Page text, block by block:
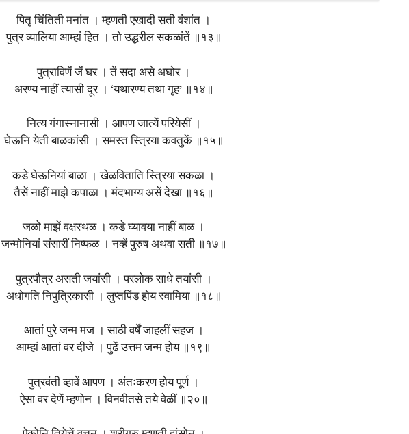
पितृ चिंतिती मनांत । म्हणती एखादी सती वंशांत ।
पुत्र व्यालिया आम्हां हित । तो उद्धरील सकळांतें ॥१३॥
पुत्राविणें जें घर । तें सदा असे अघोर ।
अरण्य नाहीं त्यासी दूर । ‘यथारण्य तथा गृह’ ॥१४॥
नित्य गंगास्नानासी । आपण जात्यें परियेसीं ।
घेऊनि येती बाळकांसी । समस्त स्त्रिया कवतुकें ॥१५॥
कडे घेऊनियां बाळा । खेळविताति स्त्रिया सकळा ।
तैसें नाहीं माझे कपाळा । मंदभाग्य असें देखा ॥१६॥
जळो माझें वक्षस्थळ । कडे घ्यावया नाहीं बाळ ।
जन्मोनियां संसारीं निष्फळ । नव्हें पुरुष अथवा सती ॥१७॥
पुत्रपौत्र असती जयांसी । परलोक साधे तयांसी ।
अधोगति निपुत्रिकासी । लुप्तपिंड होय स्वामिया ॥१८॥
आतां पुरे जन्म मज । साठी वर्षें जाहलीं सहज ।
आम्हां आतां वर दीजे । पुढें उत्तम जन्म होय ॥१९॥
पुत्रवंती व्हावें आपण । अंतःकरण होय पूर्ण ।
ऐसा वर देणें म्हणोन । विनवीतसे तये वेळीं ॥२०॥